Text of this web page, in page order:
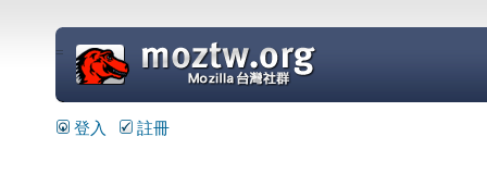
=
登入 註冊